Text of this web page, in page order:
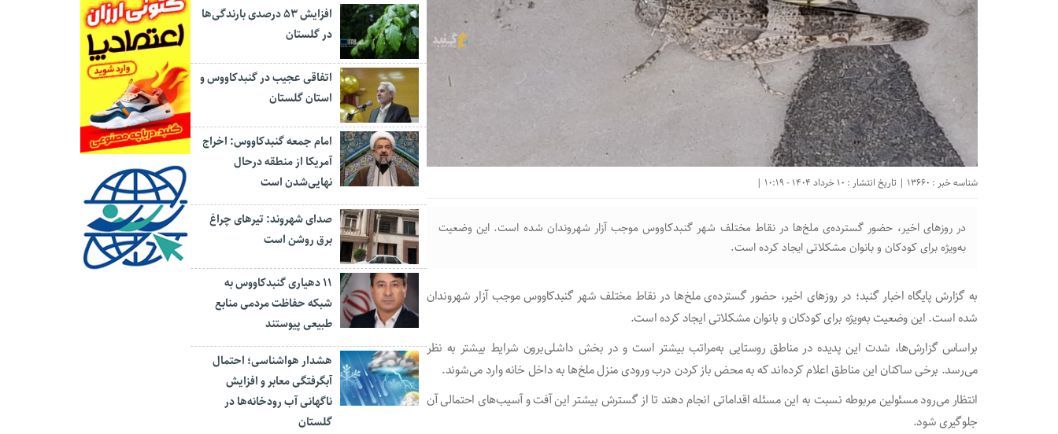
شناسه خبر : 13660 | تاریخ انتشار : 10 خرداد 1404 - 10:19 |
در روزهای اخیر، حضور گسترده‌ی ملخ‌ها در نقاط مختلف شهر گنبدکاووس موجب آزار شهروندان شده است. این وضعیت
به‌ویژه برای کودکان و بانوان مشکلاتی ایجاد کرده است.
به گزارش پایگاه اخبار گنبد؛ در روزهای اخیر، حضور گسترده‌ی ملخ‌ها در نقاط مختلف شهر گنبدکاووس موجب آزار شهروندان
شده است. این وضعیت به‌ویژه برای کودکان و بانوان مشکلاتی ایجاد کرده است.
براساس گزارش‌ها، شدت این پدیده در مناطق روستایی به‌مراتب بیشتر است و در بخش داشلی‌برون شرایط بیشتر به نظر
می‌رسد. برخی ساکنان این مناطق اعلام کرده‌اند که به محض باز کردن درب ورودی منزل ملخ‌ها به داخل خانه وارد می‌شوند.
انتظار می‌رود مسئولین مربوطه نسبت به این مسئله اقداماتی انجام دهند تا از گسترش بیشتر این آفت و آسیب‌های احتمالی آن
جلوگیری شود.
افزایش ۵۳ درصدی بارندگی‌ها
در گلستان
اتفاقی عجیب در‌ گنبدکاووس و
استان گلستان
امام جمعه گنبدکاووس: اخراج
آمریکا از منطقه درحال
نهایی‌شدن است
صدای شهروند: تیرهای چراغ
برق روشن است
۱۱ دهیاری گنبدکاووس به
شبکه حفاظت مردمی منابع
طبیعی پیوستند
هشدار هواشناسی؛ احتمال
آبگرفتگی معابر و افزایش
ناگهانی آب رودخانه‌ها در
گلستان